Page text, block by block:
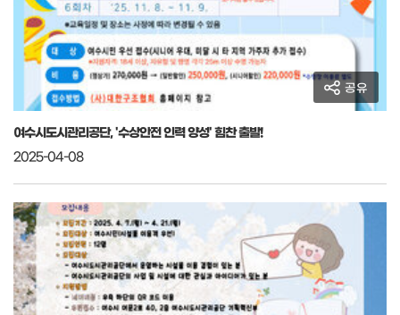
공유
여수시도시관리공단, '수상안전 인력 양성' 힘찬 출발!
2025-04-08